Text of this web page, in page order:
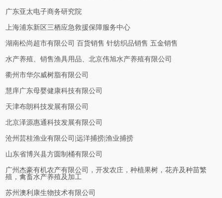
广东亚太电子商务研究院
上海浦东新区三栖应急救援保障服务中心
湖南松尚超市有限公司 百货销售 针纺织品销售 五金销售
水产养殖、销售渔具用品、北京伟旭水产养殖有限公司
衢州市华尔威树脂有限公司
慧庠广东母婴健康科技有限公司
天津布朗科技发展有限公司
北京泽源惠通科技发展有限公司
沧州芸桂渔业有限公司|远洋捕捞|渔业捕捞
山东省博兴县方圆制桶有限公司
广州杰豪有机农产有限公司，开发农庄，种植果树，花卉及种苗繁
殖，禽畜水产养殖及加工
苏州澳利康生物技术有限公司